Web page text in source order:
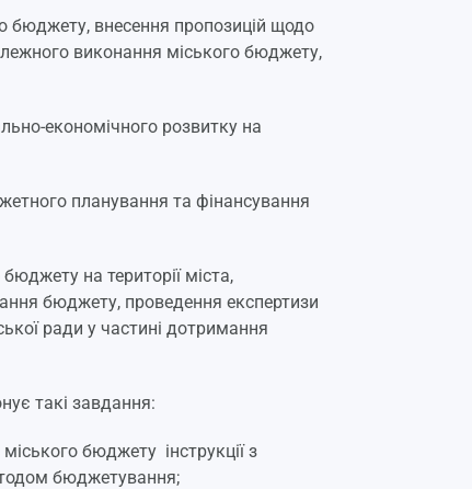
бюджету, внесення пропозицій щодо
виконання міського бюджету,
економічного розвитку на
планування та фінансування
на території міста,
бюджету, проведення експертизи
ради у частині дотримання
такі завдання:
бюджету інструкції з
бюджетування;